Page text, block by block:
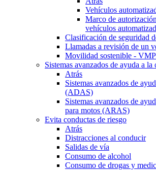
Vehículos
Marco de
vehículos
Clasificación de seguridad
Llamadas a revisión de un
Movilidad sostenible -
Sistemas avanzados de ayuda a la
Atrás
Sistemas avanzados de
(ADAS)
Sistemas avanzados de
para motos (ARAS)
Evita conductas de riesgo
Atrás
Distracciones al conducir
Salidas de vía
Consumo de alcohol
Consumo de drogas y